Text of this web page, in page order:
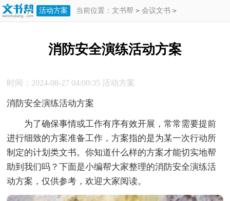
活动方案 当前位置： 文书帮 > 会议文书 >
消防安全演练活动方案
时间：2024-08-27 04:00:35 活动方案
消防安全演练活动方案
为了确保事情或工作有序有效开展，常常需要提前
进行细致的方案准备工作，方案指的是为某一次行动所
制定的计划类文书。你知道什么样的方案才能切实地帮
助到我们吗？下面是小编帮大家整理的消防安全演练活
动方案，仅供参考，欢迎大家阅读。